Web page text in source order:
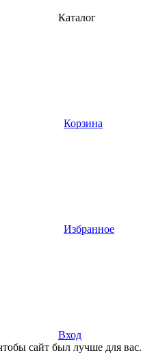
Каталог
Корзина
Избранное
Вход
сайт был лучше для вас.